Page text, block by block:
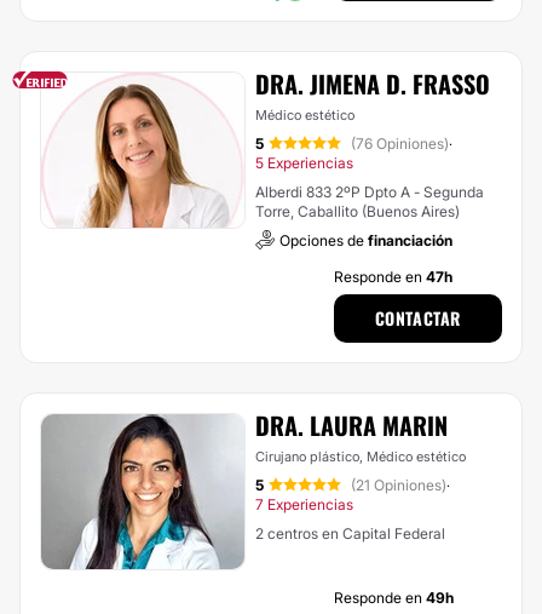
DRA. JIMENA D. FRASSO
Médico estético
5 (76 Opiniones)·
5 Experiencias
Alberdi 833 2ºP Dpto A - Segunda
Torre, Caballito (Buenos Aires)
Opciones de financiación
Responde en 47h
CONTACTAR
DRA. LAURA MARIN
Cirujano plástico, Médico estético
5 (21 Opiniones)·
7 Experiencias
2 centros en Capital Federal
Responde en 49h